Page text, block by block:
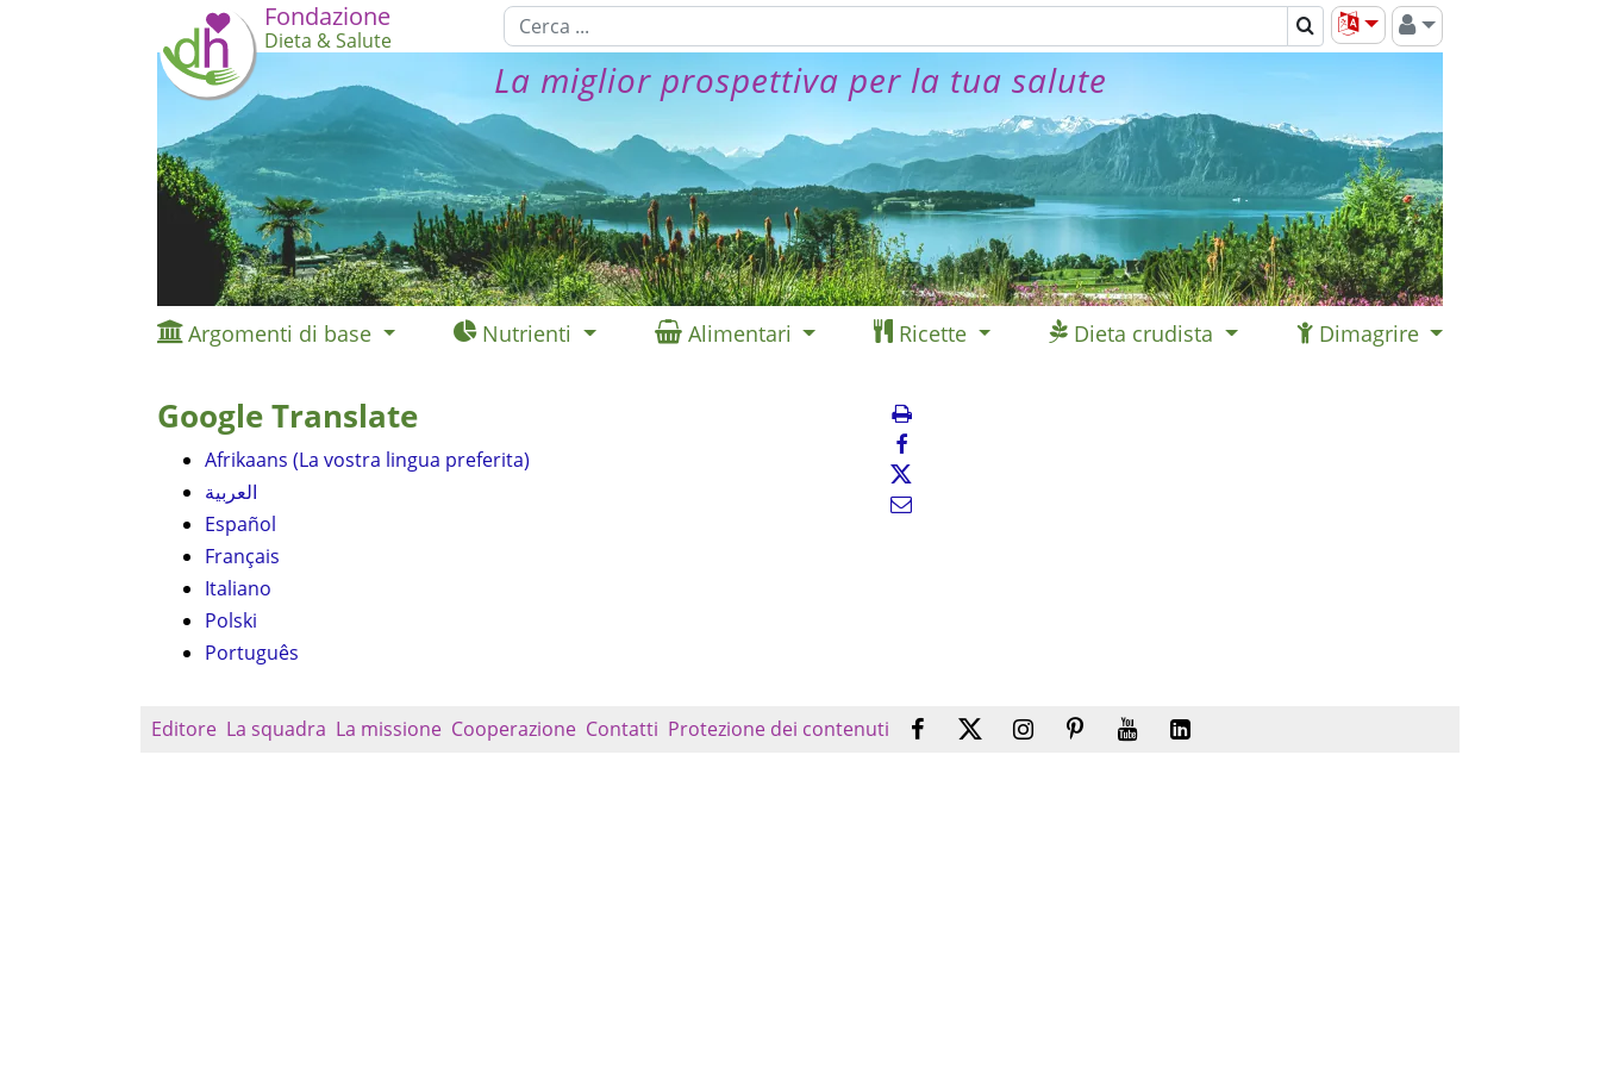
Fondazione
Dieta & Salute
La miglior prospettiva per la tua salute
Argomenti di base Nutrienti Alimentari Ricette Dieta crudista Dimagrire
Google Translate
Afrikaans (La vostra lingua preferita)
العربية
Español
Français
Italiano
Polski
Português
Editore La squadra La missione Cooperazione Contatti Protezione dei contenuti